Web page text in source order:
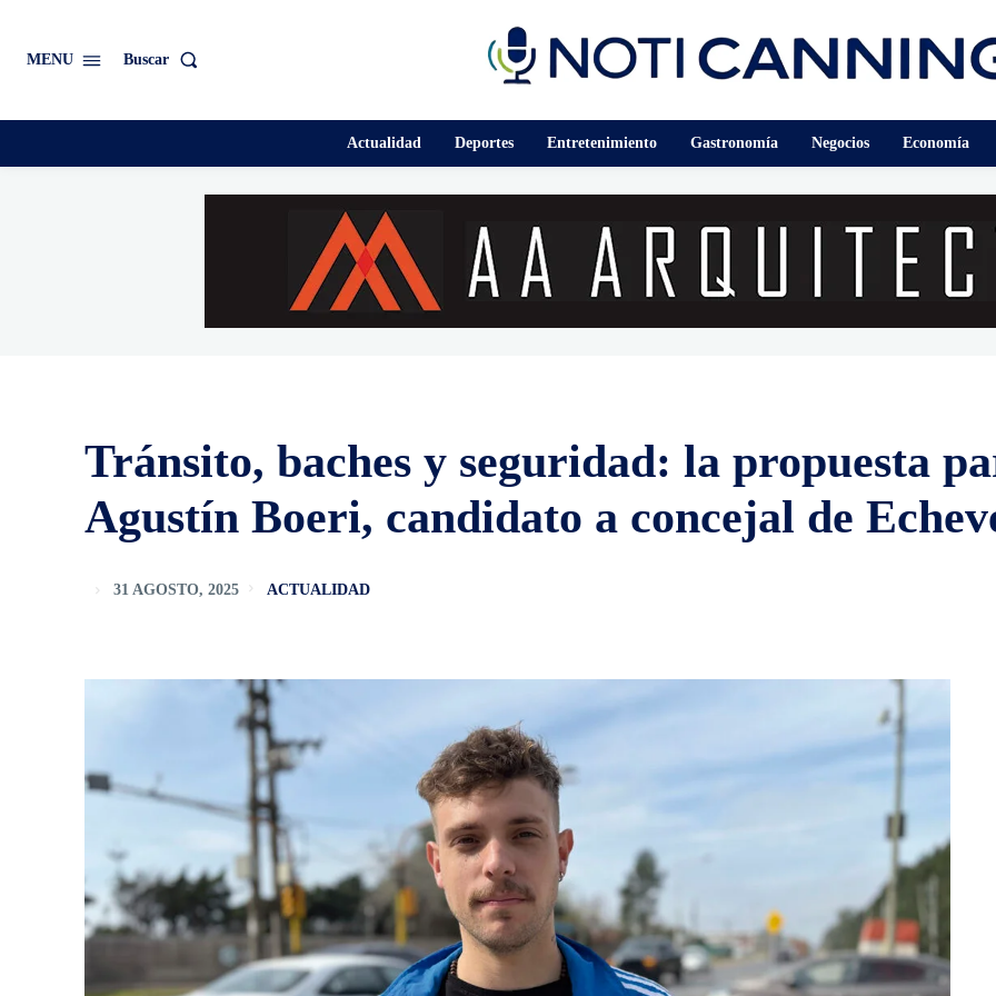
MENU Buscar
Actualidad Deportes Entretenimiento Gastronomía Negocios Economía
Tránsito, baches y seguridad: la propuesta
Agustín Boeri, candidato a concejal de
31 AGOSTO, 2025 ACTUALIDAD